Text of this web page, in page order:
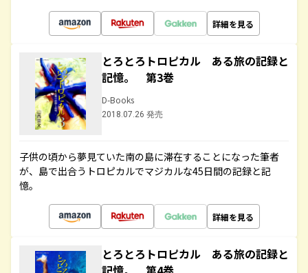
詳細を見る
とろとろトロピカル ある旅の記録と
記憶。 第3巻
D-Books
2018.07.26 発売
子供の頃から夢見ていた南の島に滞在することになった筆者
が、島で出合うトロピカルでマジカルな45日間の記録と記
憶。
詳細を見る
とろとろトロピカル ある旅の記録と